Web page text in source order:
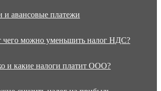
и авансовые платежи
чего можно уменьшить налог НДС?
и какие налоги платит ООО?